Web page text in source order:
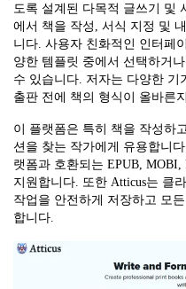
도록 설계된 다목적 글쓰기 및
에서 책을 작성, 서식 지정 및
니다. 사용자 친화적인 인터페
양한 템플릿 중에서 선택하거
수 있습니다. 저자는 다양한 기
출판 전에 책의 형식이 올바른
이 플랫폼은 특히 책을 작성하
션을 찾는 작가에게 유용합니
랫폼과 호환되는 EPUB,
지원합니다. 또한 Atticus는 클
작업을 안전하게 저장하고 모
합니다.